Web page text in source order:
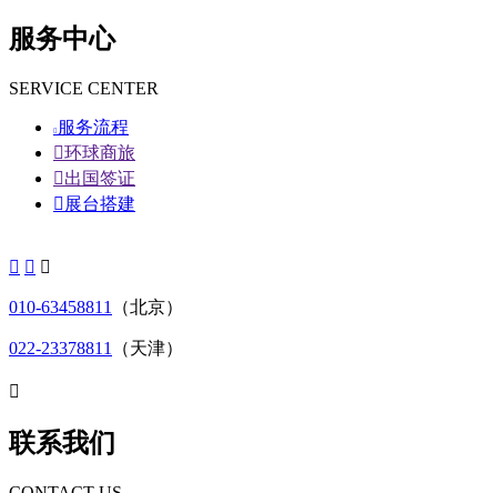
服务中心
SERVICE CENTER
 服务流程
环球商旅
出国签证
 展台搭建
  
010-63458811 （北京）
022-23378811 （天津）

联系我们